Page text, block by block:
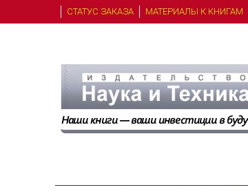
СТАТУС ЗАКАЗА МАТЕРИАЛЫ К КНИГАМ